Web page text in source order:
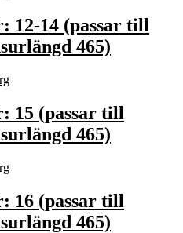
12-14 (passar till
465)
15 (passar till
465)
16 (passar till
465)